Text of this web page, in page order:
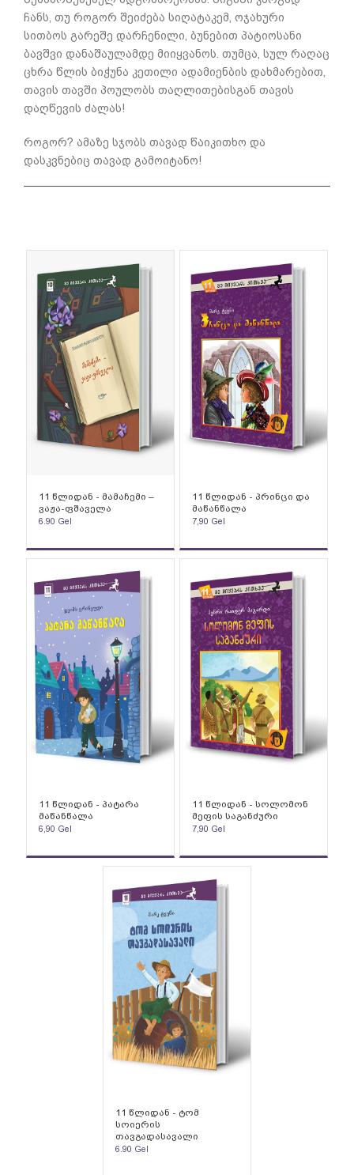
ჩანს, თუ როგორ შეიძება სიღატაკემ, ოჯახური
სითბოს გარეშე დარჩენილი, ბუნებით პატიოსანი
ბავშვი დანაშაულამდე მიიყვანოს. თუმცა, სულ რაღაც
ცხრა წლის ბიჭუნა კეთილი ადამიენბის დახმარებით,
თავის თავში პოულობს თაღლითებისგან თავის
დაღწევის ძალას!
როგორ? ამაზე სჯობს თავად წაიკითხო და
დასკვნებიც თავად გამოიტანო!
11 წლიდან - მამაჩემი –
ვაჟა-ფშაველა
6.90 Gel
11 წლიდან - პრინცი და
მაწანწალა
7,90 Gel
11 წლიდან - პატარა
მაწანწალა
6,90 Gel
11 წლიდან - სოლომონ
მეფის საგანძური
7,90 Gel
11 წლიდან - ტომ
სოიერის
თავგადასავალი
6.90 Gel